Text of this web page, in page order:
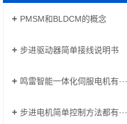
PMSM和BLDCM的概念
步进驱动器简单接线说明书
鸣雷智能一体化伺服电机有···
步进电机简单控制方法都有···